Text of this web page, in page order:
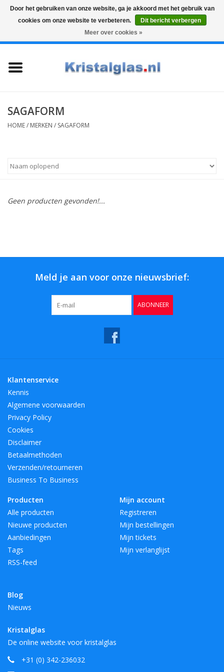
Graveren
Karaffen
SAGAFORM
HOME/ MERKEN / SAGAFORM
Geen producten gevonden!...
Meld je aan voor onze nieuwsbrief:
ABONNEER
Klantenservice
Kennis
Algemene voorwaarden
Privacy Policy
Cookies
Disclaimer
Betaalmethoden
Verzenden/retourneren
Business To Business
Producten
Alle producten
Nieuwe producten
Aanbiedingen
Tags
RSS-feed
Blog
Nieuws
Mijn account
Registreren
Mijn bestellingen
Mijn tickets
Mijn verlanglijst
Kristalglas
De online website voor kristalglas
+31 (0) 342-236032
Door het gebruiken van onze website, ga je akkoord met het gebruik van
cookies om onze website te verbeteren.
Dit bericht verbergen
Meer over cookies »